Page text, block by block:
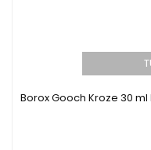
Borox Gooch Kroze 30